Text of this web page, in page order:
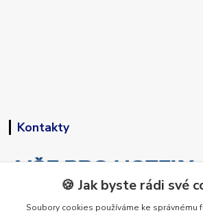
Kontakty
🍪 Jak byste rádi své
Soubory cookies používáme ke správnému